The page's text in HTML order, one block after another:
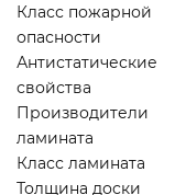
Класс пожарной
опасности
Антистатические
свойства
Производители
ламината
Класс ламината
Толщина доски